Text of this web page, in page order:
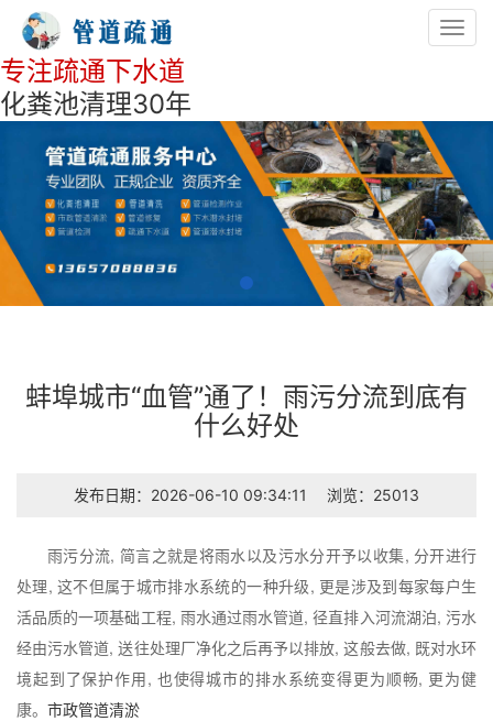
专注疏通下水道
化粪池清理30年
蚌埠城市“血管”通了！雨污分流到底有
什么好处
发布日期：2026-06-10 09:34:11 浏览：25013
雨污分流, 简言之就是将雨水以及污水分开予以收集, 分开进行
处理, 这不但属于城市排水系统的一种升级, 更是涉及到每家每户生
活品质的一项基础工程, 雨水通过雨水管道, 径直排入河流湖泊, 污水
经由污水管道, 送往处理厂净化之后再予以排放, 这般去做, 既对水环
境起到了保护作用, 也使得城市的排水系统变得更为顺畅, 更为健
康。 市政管道清淤